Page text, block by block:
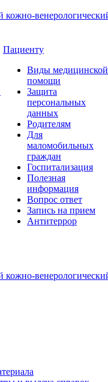
Пациенту
Виды медицинской
помощи
Защита
персональных
данных
Родителям
Для
маломобильных
граждан
Госпитализация
Полезная
информация
Вопрос ответ
Запись на прием
Антитеррор